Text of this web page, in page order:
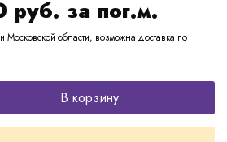
руб. за пог.м.
Московской области, возможна доставка по
В корзину